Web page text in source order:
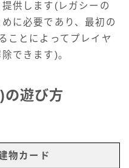
供します(レガシーの
に必要であり、最初の
ことによってプレイヤ
できます)。
遊び方
物カード